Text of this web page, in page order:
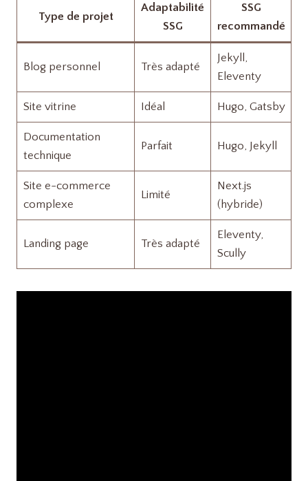
Type de projet
Adaptabilité
SSG
SSG
recommandé
Blog personnel Très adapté
Jekyll,
Eleventy
Site vitrine Idéal Hugo, Gatsby
Documentation
technique
Parfait Hugo, Jekyll
Site e-commerce
complexe
Limité
Next.js
(hybride)
Landing page Très adapté
Eleventy,
Scully